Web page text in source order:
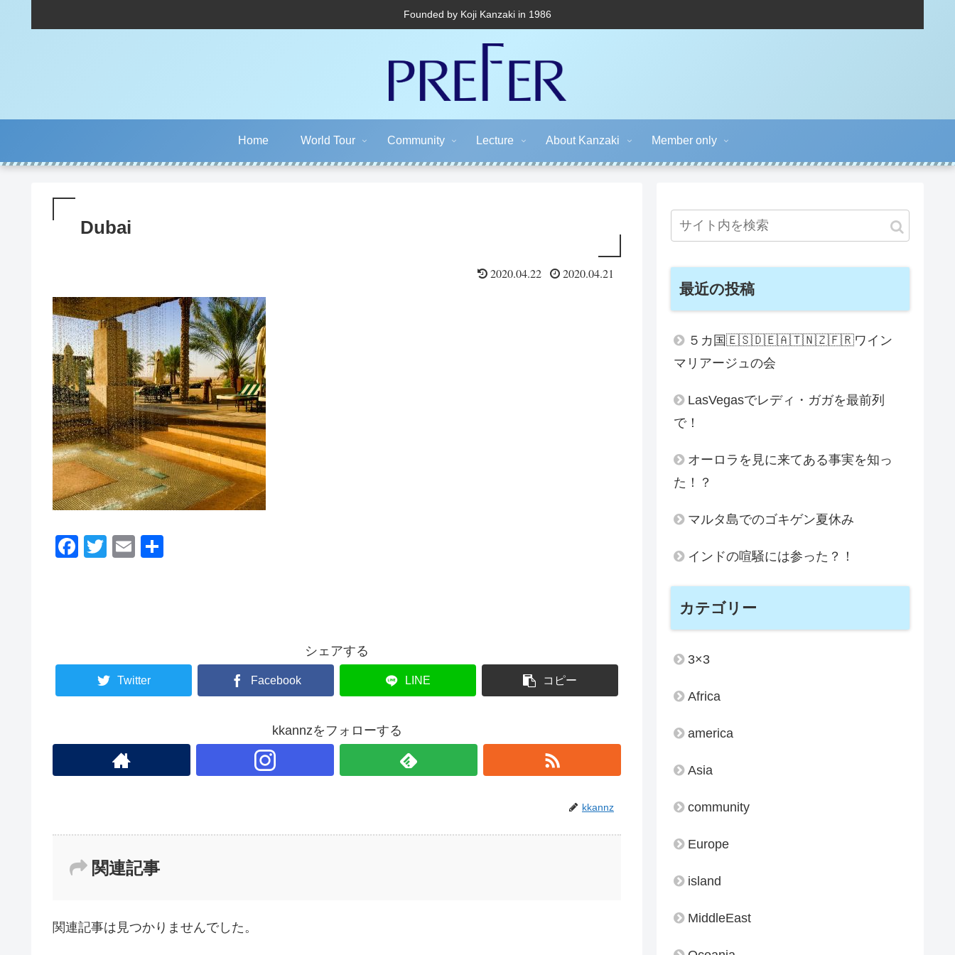
Founded by Koji Kanzaki in 1986
Home World Tour Community Lecture About Kanzaki Member only
Dubai
2020.04.22 2020.04.21
F
o
T
E
シェアする
Twitter Facebook LINE コピー
kkannzをフォローする
kkannz
関連記事
関連記事は見つかりませんでした。
最近の投稿
５カ国🇪🇸🇩🇪🇦🇹🇳🇿🇫🇷ワイン
マリアージュの会
LasVegasでレディ・ガガを最前列
で！
オーロラを見に来てある事実を知っ
た！？
マルタ島でのゴキゲン夏休み
インドの喧騒には参った？！
カテゴリー
3×3
Africa
america
Asia
community
Europe
island
MiddleEast